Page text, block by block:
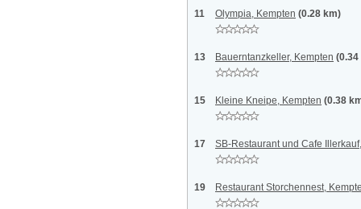
11 Olympia, Kempten (0.28 km)
13 Bauerntanzkeller, Kempten
15 Kleine Kneipe, Kempten (0.38
17 SB-Restaurant und Cafe
19 Restaurant Storchennest,